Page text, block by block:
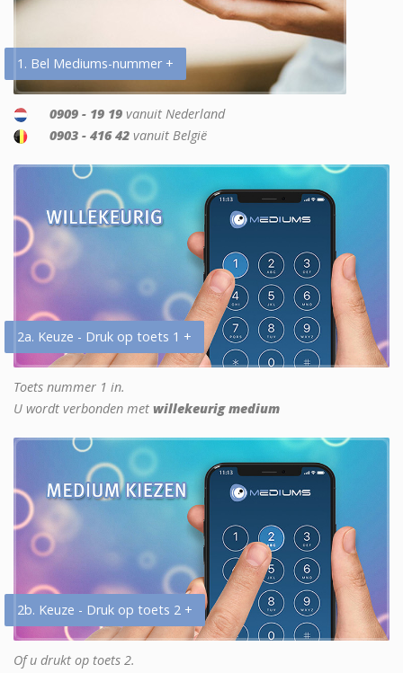
1. Bel Mediums-nummer +
0909 - 19 19 vanuit Nederland
0903 - 416 42 vanuit België
2a. Keuze - Druk op toets 1 +
Toets nummer 1 in.
U wordt verbonden met willekeurig medium
2b. Keuze - Druk op toets 2 +
Of u drukt op toets 2.